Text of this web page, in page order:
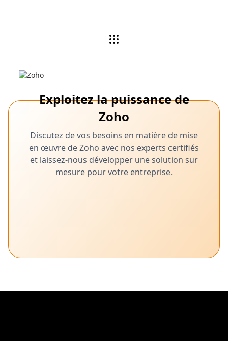
Exploitez la puissance de
Zoho
Discutez de vos besoins en matière de mise
en œuvre de Zoho avec nos experts certifiés
et laissez-nous développer une solution sur
mesure pour votre entreprise.